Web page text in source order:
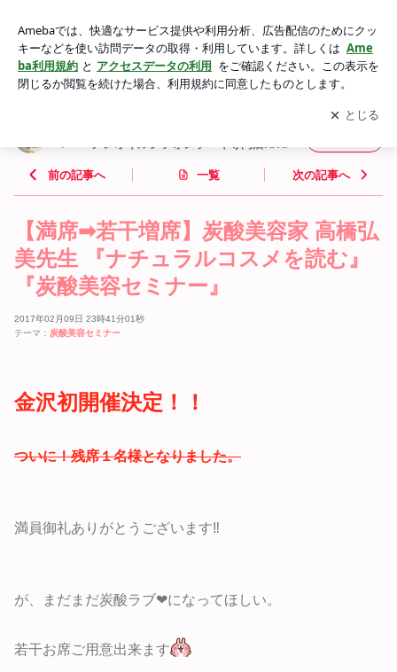
スメを読む』『炭酸美容セミナー』 | 石川県 小松市 エイジレ
スサロン 庵〜ｉｏｒｉ〜 ノンオイルシフォンケーキ専門店
IORI
アプリをダウンロードして ブログの更新通知
を受け取りまし
ょう。
開く
ｉ〜 ノンオイルシフォンケーキ専門店IORI
前の記事へ 一覧 次の記事へ
【満席➡若干増席】炭酸美容家 高橋弘
美先生 『ナチュラルコスメを読む』
『炭酸美容セミナー』
2017年02月09日 23時41分01秒
テーマ： 炭酸美容セミナー
金沢初開催決定！！
ついに！残席１名様となりました。
満員御礼ありがとうございます‼
が、まだまだ炭酸ラブ❤になってほしい。
若干お席ご用意出来ます